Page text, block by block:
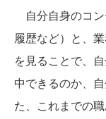
自分自身のコ
履歴など）と、
を見ることで、
中できるのか、
た、これまでの